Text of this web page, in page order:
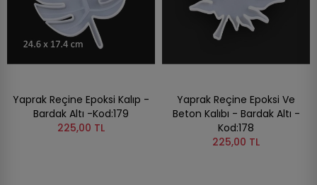
Yaprak Reçine Epoksi Kalıp -
Bardak Altı -Kod:179
225,00 TL
Yaprak Reçine Epoksi Ve
Beton Kalıbı - Bardak Altı -
Kod:178
225,00 TL